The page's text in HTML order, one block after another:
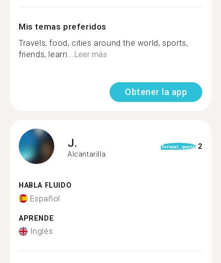
Mis temas preferidos
Travels, food, cities around the world, sports,
friends, learn...Leer más
Obtener la app
J.
Alcantarilla
format_quote 2
HABLA FLUIDO
Español
APRENDE
Inglés